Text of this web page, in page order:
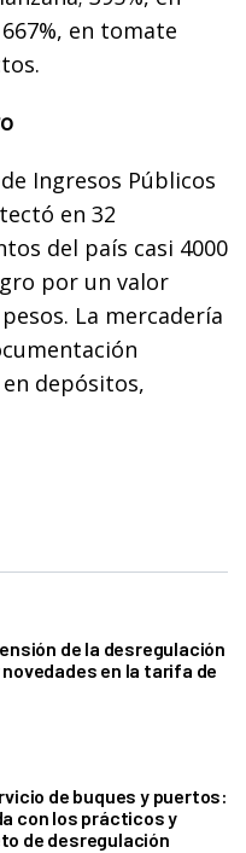
en tomate
Ingresos Públicos
en 32
del país casi 4000
por un valor
La mercadería
depósitos,
de la desregulación
en la tarifa de
de buques y puertos:
con los prácticos y
de desregulación